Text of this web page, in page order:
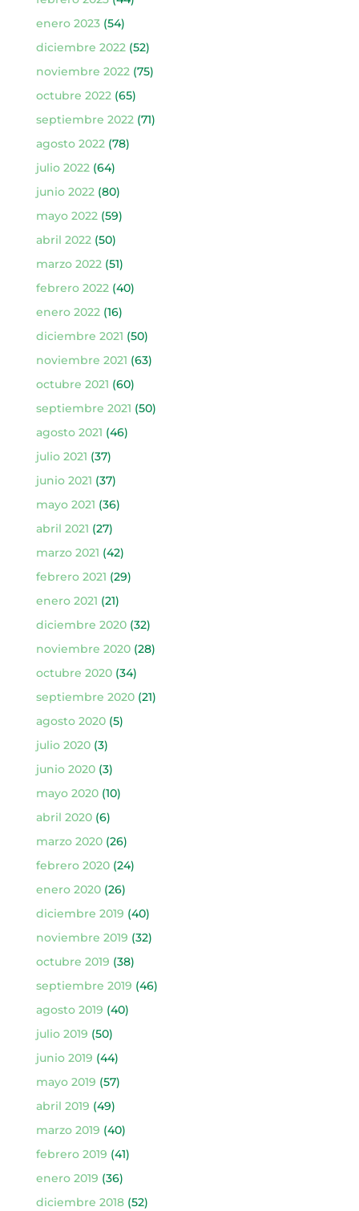
enero 2023(54)
diciembre 2022 (52)
noviembre 2022 (75)
octubre 2022 (65)
septiembre 2022 (71)
agosto 2022 (78)
julio 2022 (64)
junio 2022 (80)
mayo 2022 (59)
abril 2022 (50)
marzo 2022 (51)
febrero 2022 (40)
enero 2022 (16)
diciembre 2021 (50)
noviembre 2021 (63)
octubre 2021 (60)
septiembre 2021 (50)
agosto 2021 (46)
julio 2021 (37)
junio 2021 (37)
mayo 2021 (36)
abril 2021 (27)
marzo 2021 (42)
febrero 2021 (29)
enero 2021 (21)
diciembre 2020(32)
noviembre 2020(28)
octubre 2020(34)
septiembre 2020(21)
agosto 2020(5)
julio 2020(3)
junio 2020(3)
mayo 2020(10)
abril 2020(6)
marzo 2020(26)
febrero 2020(24)
enero 2020(26)
diciembre 2019 (40)
noviembre 2019 (32)
octubre 2019 (38)
septiembre 2019 (46)
agosto 2019 (40)
julio 2019 (50)
junio 2019 (44)
mayo 2019 (57)
abril 2019 (49)
marzo 2019 (40)
febrero 2019 (41)
enero 2019 (36)
diciembre 2018(52)